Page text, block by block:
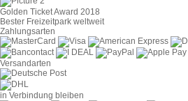
Golden Ticket Award 2018
Bester Freizeitpark weltweit
Zahlungsarten
Versandarten
in Verbindung bleiben